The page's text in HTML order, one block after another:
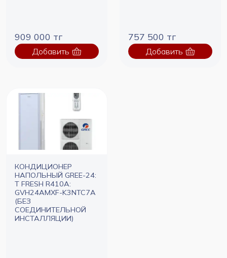
909 000 тг
Добавить
757 500 тг
Добавить
КОНДИЦИОНЕР
НАПОЛЬНЫЙ GREE-24:
T FRESH R410A:
GVH24AMXF-K3NTC7A
(БЕЗ
СОЕДИНИТЕЛЬНОЙ
ИНСТАЛЛЯЦИИ)